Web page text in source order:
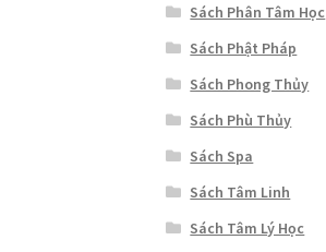
Sách Phân Tâm Học
Sách Phật Pháp
Sách Phong Thủy
Sách Phù Thủy
Sách Spa
Sách Tâm Linh
Sách Tâm Lý Học